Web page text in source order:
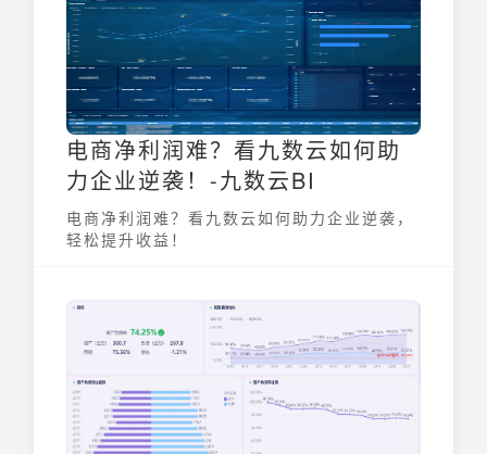
电商净利润难？看九数云如何助
力企业逆袭！-九数云BI
电商净利润难？看九数云如何助力企业逆袭，
轻松提升收益！